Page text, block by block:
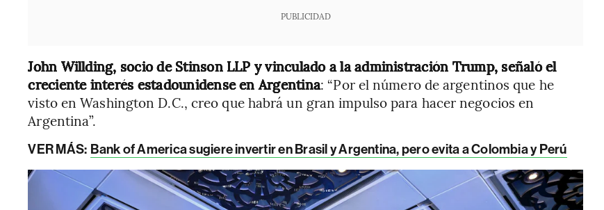
PUBLICIDAD
John Willding, socio de Stinson LLP y vinculado a la administración Trump, señaló el
creciente interés estadounidense en Argentina: “Por el número de argentinos que he
visto en Washington D.C., creo que habrá un gran impulso para hacer negocios en
Argentina”.
VER MÁS: Bank of America sugiere invertir en Brasil y Argentina, pero evita a Colombia y Perú